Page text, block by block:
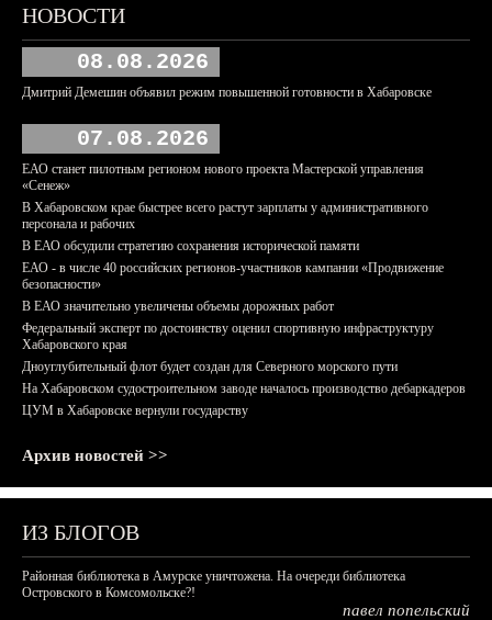
НОВОСТИ
08.08.2026
Дмитрий Демешин объявил режим повышенной готовности в Хабаровске
07.08.2026
ЕАО станет пилотным регионом нового проекта Мастерской управления
«Сенеж»
В Хабаровском крае быстрее всего растут зарплаты у административного
персонала и рабочих
В ЕАО обсудили стратегию сохранения исторической памяти
ЕАО - в числе 40 российских регионов-участников кампании «Продвижение
безопасности»
В ЕАО значительно увеличены объемы дорожных работ
Федеральный эксперт по достоинству оценил спортивную инфраструктуру
Хабаровского края
Дноуглубительный флот будет создан для Северного морского пути
На Хабаровском судостроительном заводе началось производство дебаркадеров
ЦУМ в Хабаровске вернули государству
Архив новостей >>
ИЗ БЛОГОВ
Районная библиотека в Амурске уничтожена. На очереди библиотека
Островского в Комсомольске?!
павел попельский